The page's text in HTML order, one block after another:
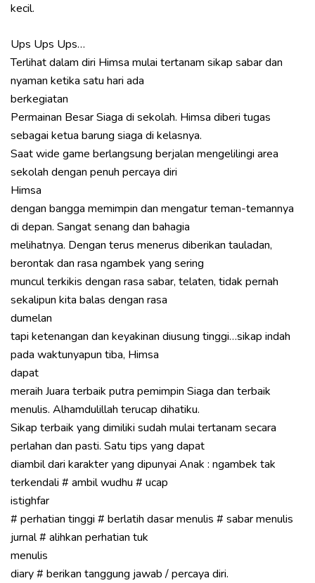
kecil.
Ups Ups Ups…
Terlihat dalam diri Himsa mulai tertanam sikap sabar dan
nyaman ketika satu hari ada
berkegiatan
Permainan Besar Siaga di sekolah. Himsa diberi tugas
sebagai ketua barung siaga di kelasnya.
Saat wide game berlangsung berjalan mengelilingi area
sekolah dengan penuh percaya diri
Himsa
dengan bangga memimpin dan mengatur teman-temannya
di depan. Sangat senang dan bahagia
melihatnya. Dengan terus menerus diberikan tauladan,
berontak dan rasa ngambek yang sering
muncul terkikis dengan rasa sabar, telaten, tidak pernah
sekalipun kita balas dengan rasa
dumelan
tapi ketenangan dan keyakinan diusung tinggi…sikap indah
pada waktunyapun tiba, Himsa
dapat
meraih Juara terbaik putra pemimpin Siaga dan terbaik
menulis. Alhamdulillah terucap dihatiku.
Sikap terbaik yang dimiliki sudah mulai tertanam secara
perlahan dan pasti. Satu tips yang dapat
diambil dari karakter yang dipunyai Anak : ngambek tak
terkendali # ambil wudhu # ucap
istighfar
# perhatian tinggi # berlatih dasar menulis # sabar menulis
jurnal # alihkan perhatian tuk
menulis
diary # berikan tanggung jawab / percaya diri.